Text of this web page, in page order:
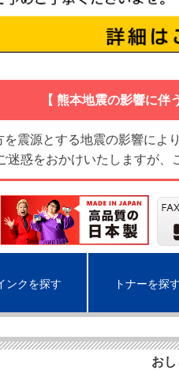
【 熊本地震の影響に伴
震源とする地震の影響によ
迷惑をおかけいたしますが、
ンクを探す トナーを探す
お